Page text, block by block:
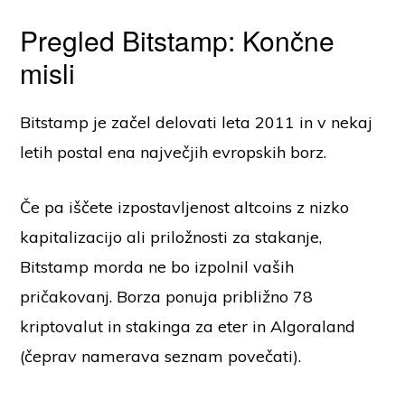
Pregled Bitstamp: Končne
misli
Bitstamp je začel delovati leta 2011 in v nekaj
letih postal ena največjih evropskih borz.
Če pa iščete izpostavljenost altcoins z nizko
kapitalizacijo ali priložnosti za stakanje,
Bitstamp morda ne bo izpolnil vaših
pričakovanj. Borza ponuja približno 78
kriptovalut in stakinga za eter in Algoraland
(čeprav namerava seznam povečati).